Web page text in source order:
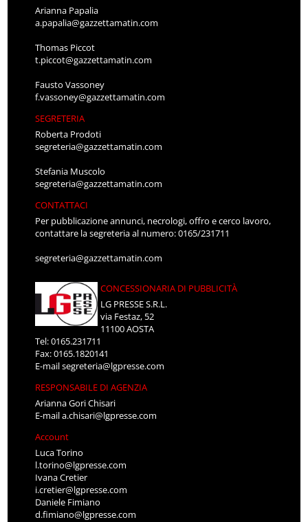
Arianna Papalia
a.papalia@gazzettamatin.com
Thomas Piccot
t.piccot@gazzettamatin.com
Fausto Vassoney
f.vassoney@gazzettamatin.com
SEGRETERIA
Roberta Prodoti
segreteria@gazzettamatin.com
Stefania Muscolo
segreteria@gazzettamatin.com
CONTATTACI
Per pubblicazione annunci, necrologi, offro e cerco lavoro,
contattare la segreteria al numero: 0165/231711
segreteria@gazzettamatin.com
CONCESSIONARIA DI PUBBLICITÀ
LG PRESSE S.R.L.
via Festaz, 52
11100 AOSTA
Tel: 0165.231711
Fax: 0165.1820141
E-mailsegreteria@lgpresse.com
RESPONSABILE DI AGENZIA
Arianna Gori Chisari
E-maila.chisari@lgpresse.com
Account
Luca Torino
l.torino@lgpresse.com
Ivana Cretier
i.cretier@lgpresse.com
Daniele Fimiano
d.fimiano@lgpresse.com